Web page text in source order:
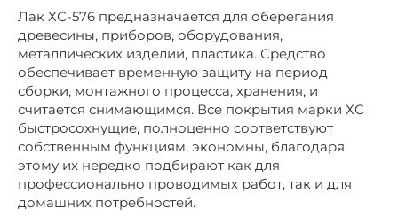
Лак ХС-576 предназначается для оберегания
древесины, приборов, оборудования,
металлических изделий, пластика. Средство
обеспечивает временную защиту на период
сборки, монтажного процесса, хранения, и
считается снимающимся. Все покрытия марки ХС
быстросохнущие, полноценно соответствуют
собственным функциям, экономны, благодаря
этому их нередко подбирают как для
профессионально проводимых работ, так и для
домашних потребностей.